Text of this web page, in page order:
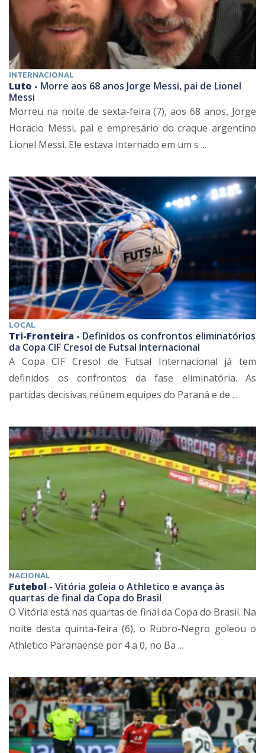
INTERNACIONAL
Luto - Morre aos 68 anos Jorge Messi, pai de Lionel
Messi
Morreu na noite de sexta-feira (7), aos 68 anos, Jorge
Horacio Messi, pai e empresário do craque argentino
Lionel Messi. Ele estava internado em um s ...
LOCAL
Tri-Fronteira - Definidos os confrontos eliminatórios
da Copa CIF Cresol de Futsal Internacional
A Copa CIF Cresol de Futsal Internacional já tem
definidos os confrontos da fase eliminatória. As
partidas decisivas reúnem equipes do Paraná e de ...
NACIONAL
Futebol - Vitória goleia o Athletico e avança às
quartas de final da Copa do Brasil
O Vitória está nas quartas de final da Copa do Brasil. Na
noite desta quinta-feira (6), o Rubro-Negro goleou o
Athletico Paranaense por 4 a 0, no Ba ...